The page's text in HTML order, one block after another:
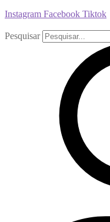
Instagram Facebook Tiktok
Pesquisar